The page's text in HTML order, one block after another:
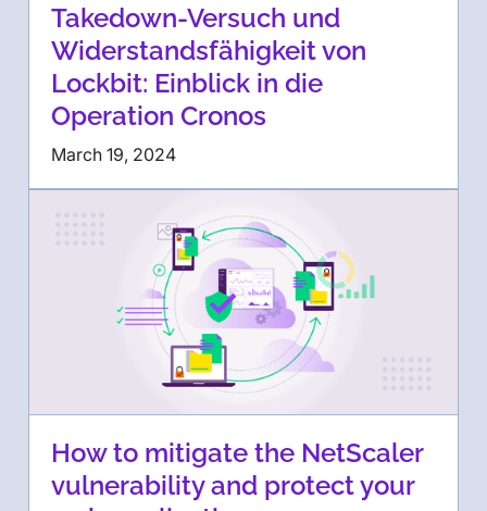
Takedown-Versuch und
Widerstandsfähigkeit von
Lockbit: Einblick in die
Operation Cronos
March 19, 2024
How to mitigate the NetScaler
vulnerability and protect your